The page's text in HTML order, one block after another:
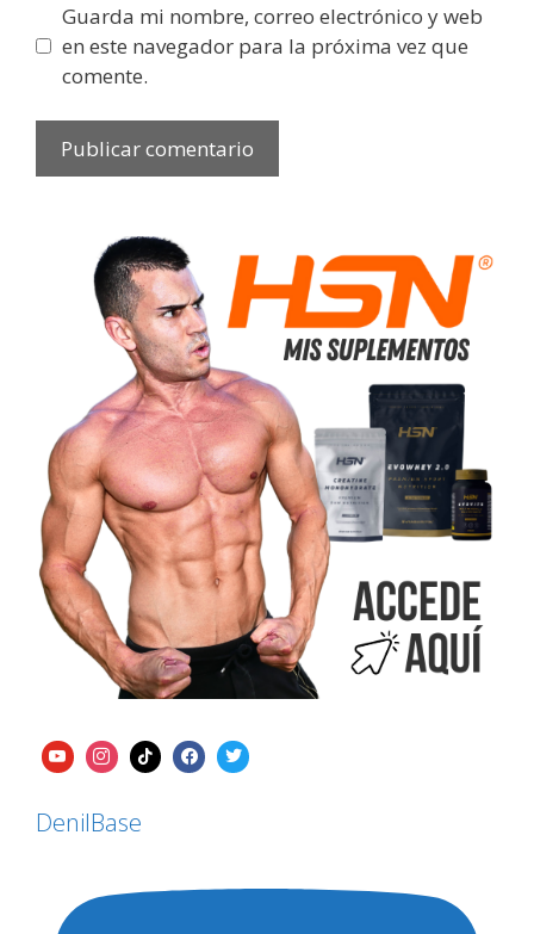
Guarda mi nombre, correo electrónico y web
en este navegador para la próxima vez que
comente.
DenilBase